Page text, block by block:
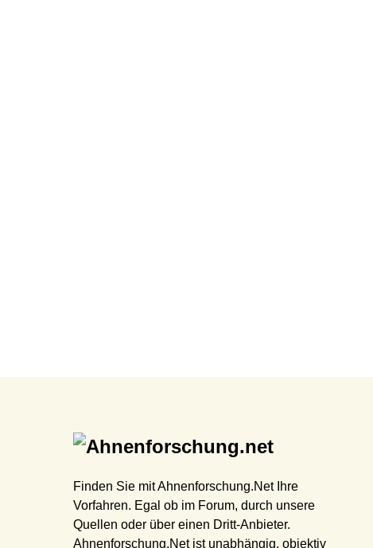
Finden Sie mit Ahnenforschung.Net Ihre
Vorfahren. Egal ob im Forum, durch unsere
Quellen oder über einen Dritt-Anbieter.
Ahnenforschung.Net ist unabhängig, objektiv